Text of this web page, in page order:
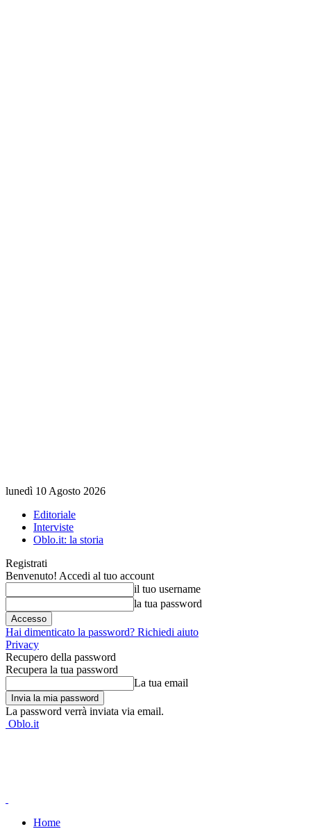
lunedì 10 Agosto 2026
Editoriale
Interviste
Oblo.it: la storia
Registrati
Benvenuto! Accedi al tuo account
il tuo username
la tua password
Hai dimenticato la password? Richiedi aiuto
Privacy
Recupero della password
Recupera la tua password
La tua email
La password verrà inviata via email.
Oblo.it
Home